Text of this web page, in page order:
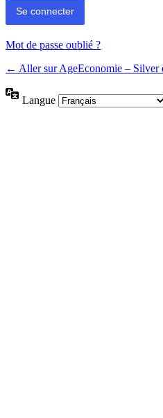
Mot de passe oublié ?
← Aller sur AgeEconomie – Silver
Langue